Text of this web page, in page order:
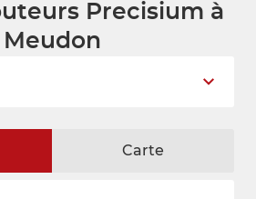
Precisium à
Meudon
Carte